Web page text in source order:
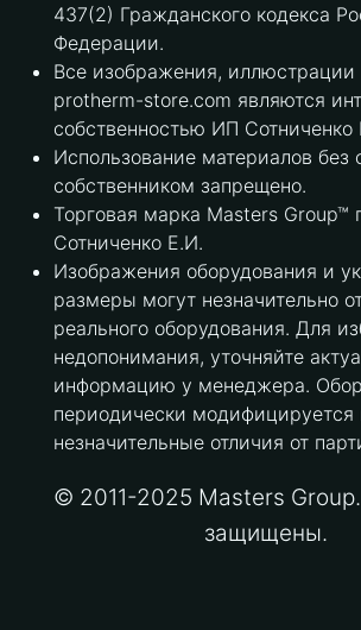
437(2) Гражданского кодекса
Федерации.
Все изображения, иллюстрации
protherm-store.com являются
собственностью ИП Сотниченко
Использование материалов без
собственником запрещено.
Торговая марка Masters
Сотниченко Е.И.
Изображения оборудования и
размеры могут незначительно
реального оборудования. Для
недопонимания, уточняйте
информацию у менеджера.
периодически
незначительные отличия от
© 2011-2025 Masters
защищены.